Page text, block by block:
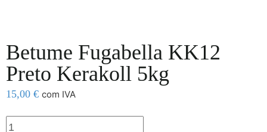
Betume Fugabella KK12
Preto Kerakoll 5kg
15,00 € com IVA